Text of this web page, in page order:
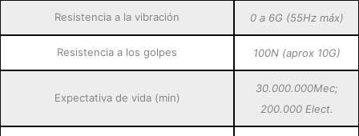
Resistencia a la vibración 0 a 6G (55Hz máx)
Resistencia a los golpes 100N (aprox 10G)
Expectativa de vida (min)
30.000.000Mec;
200.000 Elect.